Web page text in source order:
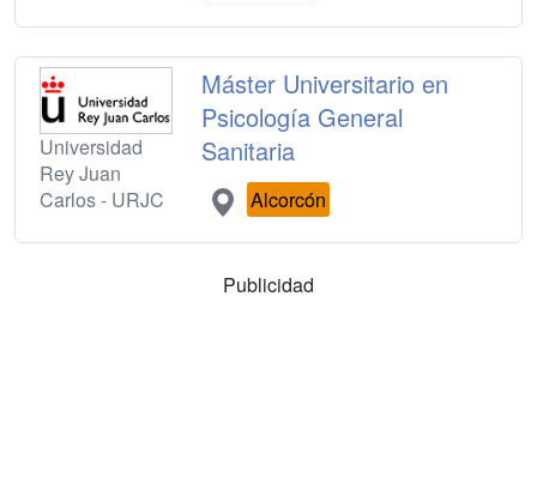
Universidad
Rey Juan
Carlos - URJC
Máster Universitario en
Psicología General
Sanitaria
Alcorcón
Publicidad